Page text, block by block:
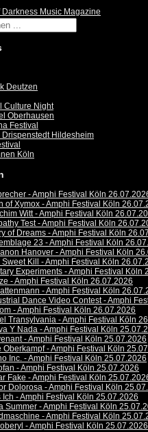
Deutzen
Culture Night
Oberhausen
Festival
Drispenstedt Hildesheim
Köln
- Amphi Festival Köln
of Xymox - Amphi Festival Köln
Witt - Amphi Festival Köln
Test - Amphi Festival Köln
of Dreams - Amphi Festival Köln
23 - Amphi Festival Köln
Hanover - Amphi Festival Köln
Sweet Kill - Amphi Festival Köln
Experiments - Amphi Festival Köln
- Amphi Festival Köln 26.07.2026
- Amphi Festival Köln
Dance Video Contest - Amphi
- Amphi Festival Köln 26.07.2026
Transylvania - Amphi Festival Köln
Y Nada - Amphi Festival Köln
- Amphi Festival Köln 25.07.2026
Oberkampf - Amphi Festival Köln
Inc. - Amphi Festival Köln 25.07.2026
- Amphi Festival Köln 25.07.2026
Fake - Amphi Festival Köln
Dolorosa - Amphi Festival Köln
Ich - Amphi Festival Köln 25.07.2026
Summer - Amphi Festival Köln
- Amphi Festival Köln
- Amphi Festival Köln 25.07.2026